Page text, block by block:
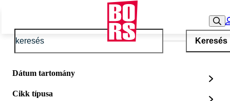
Keresés
Dátum tartomány
Cikk típusa